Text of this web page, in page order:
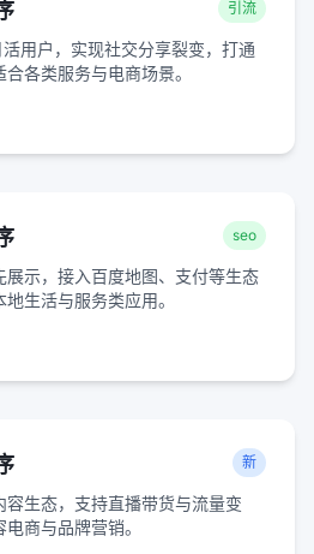
引流
用户，实现社交分享裂变，打通
各类服务与电商场景。
seo
展示，接入百度地图、支付等生态
生活与服务类应用。
新
容生态，支持直播带货与流量变
商与品牌营销。